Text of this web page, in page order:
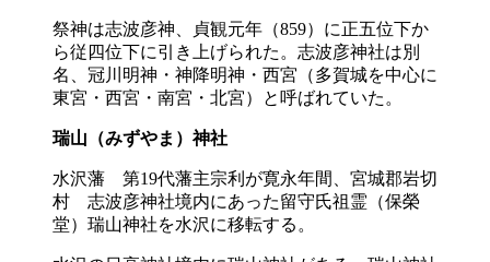
祭神は志波彦神、貞観元年（859）に正五位下か
ら従四位下に引き上げられた。志波彦神社は別
名、冠川明神・神降明神・西宮（多賀城を中心に
東宮・西宮・南宮・北宮）と呼ばれていた。
瑞山（みずやま）神社
水沢藩 第19代藩主宗利が寛永年間、宮城郡岩切
村 志波彦神社境内にあった留守氏祖霊（保榮
堂）瑞山神社を水沢に移転する。